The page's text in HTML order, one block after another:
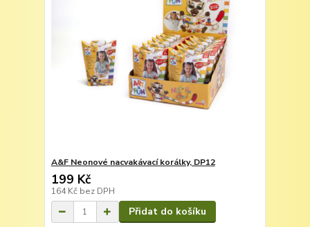
A&F Neonové nacvakávací korálky, DP12
199 Kč
164 Kč bez DPH
Přidat do košíku